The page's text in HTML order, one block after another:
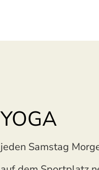
YOGA
jeden Samstag